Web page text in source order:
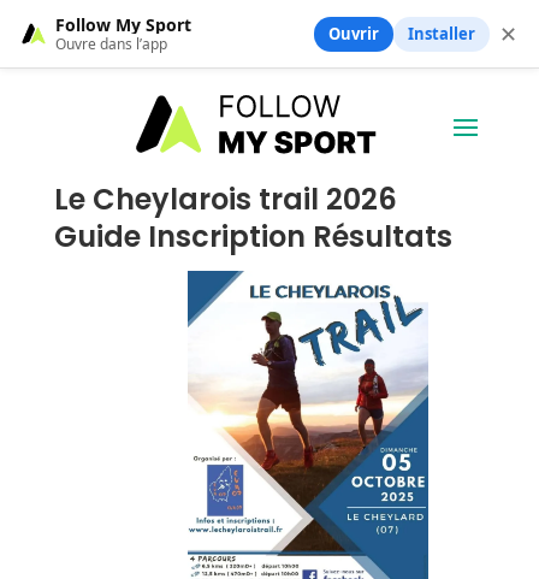
Le Cheylarois trail 2026
Guide Inscription Résultats
Follow My Sport
Ouvre dans l’app Ouvrir Installer ✕